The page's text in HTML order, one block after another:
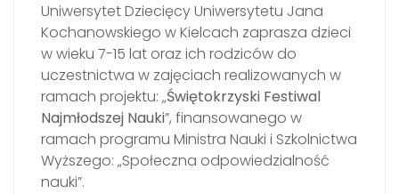
Uniwersytet Dziecięcy Uniwersytetu Jana
Kochanowskiego w Kielcach zaprasza dzieci
w wieku 7-15 lat oraz ich rodziców do
uczestnictwa w zajęciach realizowanych w
ramach projektu: „Świętokrzyski Festiwal
Najmłodszej Nauki”, finansowanego w
ramach programu Ministra Nauki i Szkolnictwa
Wyższego: „Społeczna odpowiedzialność
nauki”.